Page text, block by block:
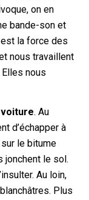
on en
bande-son et
la force des
nous travaillent
nous
voiture. Au
d’échapper à
sur le bitume
jonchent le sol.
Au loin,
Plus